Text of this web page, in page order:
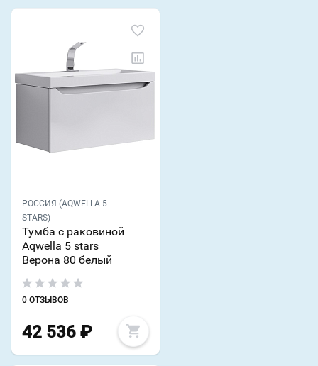
РОССИЯ (AQWELLA 5
STARS)
Тумба с раковиной
Aqwella 5 stars
Верона 80 белый
0 ОТЗЫВОВ
42 536 ₽